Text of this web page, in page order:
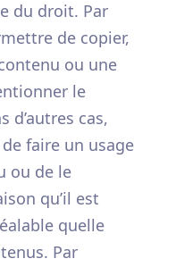
du droit. Par
de copier,
ou une
le
d’autres cas,
faire un usage
ou de le
qu’il est
quelle
Par